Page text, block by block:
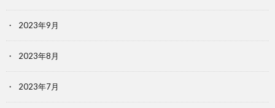
2023年9月
2023年8月
2023年7月